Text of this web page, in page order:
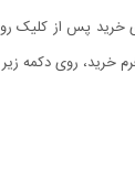
خرید پس از کلیک
خرید، روی دکمه